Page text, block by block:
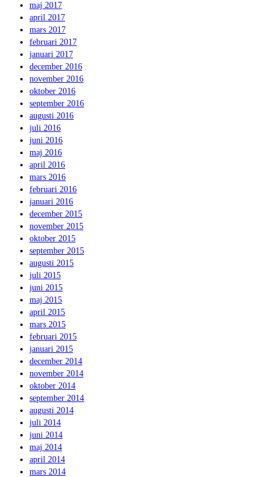
maj 2017
april 2017
mars 2017
februari 2017
januari 2017
december 2016
november 2016
oktober 2016
september 2016
augusti 2016
juli 2016
juni 2016
maj 2016
april 2016
mars 2016
februari 2016
januari 2016
december 2015
november 2015
oktober 2015
september 2015
augusti 2015
juli 2015
juni 2015
maj 2015
april 2015
mars 2015
februari 2015
januari 2015
december 2014
november 2014
oktober 2014
september 2014
augusti 2014
juli 2014
juni 2014
maj 2014
april 2014
mars 2014